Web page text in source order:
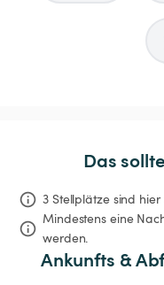
Das
3 Stellplätze sind
Mindestens eine
werden.
Ankunfts &